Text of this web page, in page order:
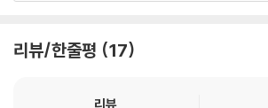
을 한 인간의 내면 성장 서사로 풀어내며, 관계가
리뷰/한줄평 17
리뷰